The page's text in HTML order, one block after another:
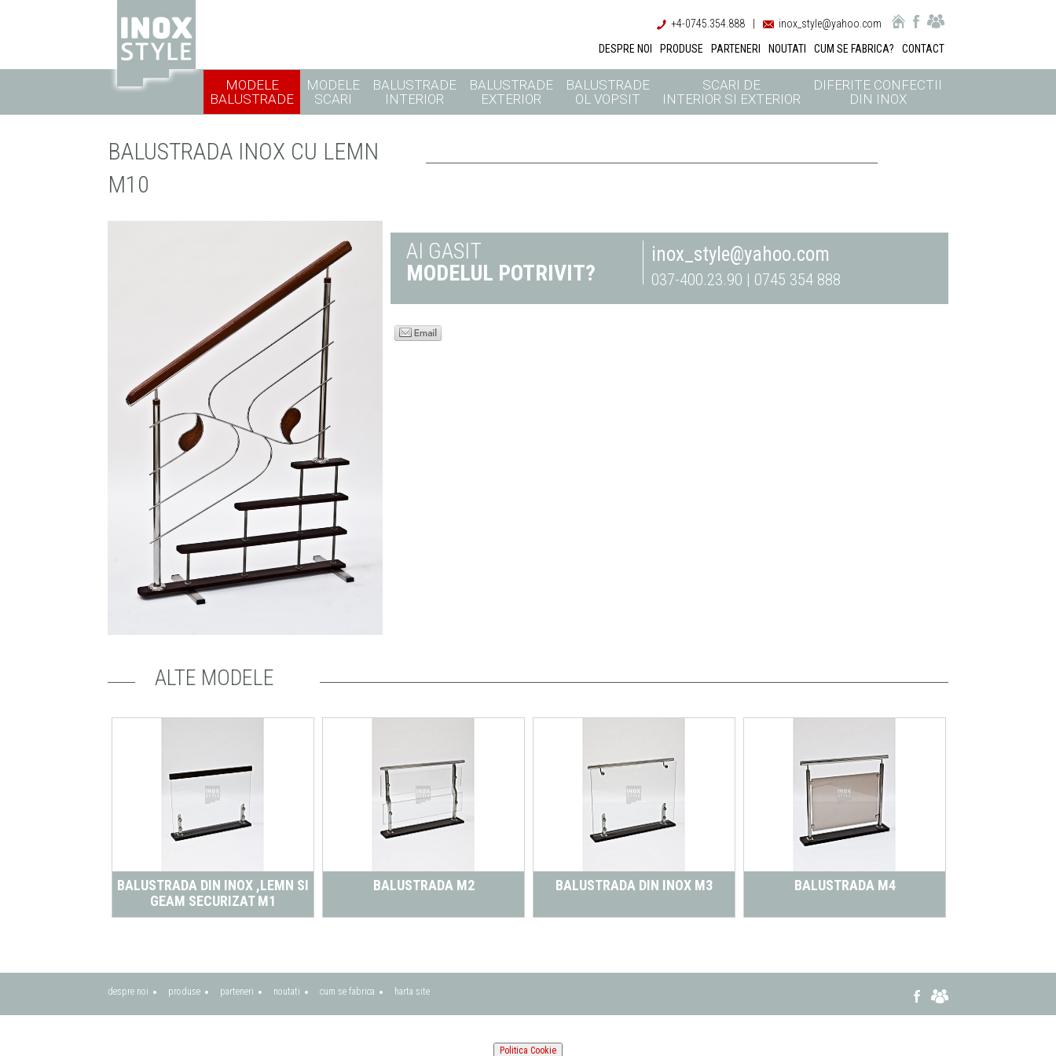
+4-0745.354.888
inox_style@yahoo.com
DESPRE NOI
PRODUSE PARTENERI NOUTATI CUM SE FABRICA? CONTACT
MODELE
BALUSTRADE
MODELE
SCARI
BALUSTRADE
INTERIOR
BALUSTRADE
EXTERIOR
BALUSTRADE
OL VOPSIT
SCARI DE
INTERIOR SI EXTERIOR
DIFERITE CONFECTII
DIN INOX
BALUSTRADA INOX CU LEMN
M10
AI GASIT
MODELUL POTRIVIT?
inox_style@yahoo.com
037-400.23.90 | 0745 354 888
ALTE MODELE
BALUSTRADA DIN INOX ,LEMN SI
GEAM SECURIZAT M1
BALUSTRADA M2 BALUSTRADA DIN INOX M3 BALUSTRADA M4
despre noi produse parteneri noutati cum se fabrica harta site